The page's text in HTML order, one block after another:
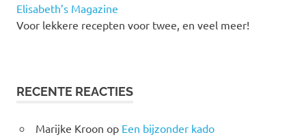
Elisabeth’s Magazine
Voor lekkere recepten voor twee, en veel meer!
RECENTE REACTIES
Marijke Kroon op Een bijzonder kado